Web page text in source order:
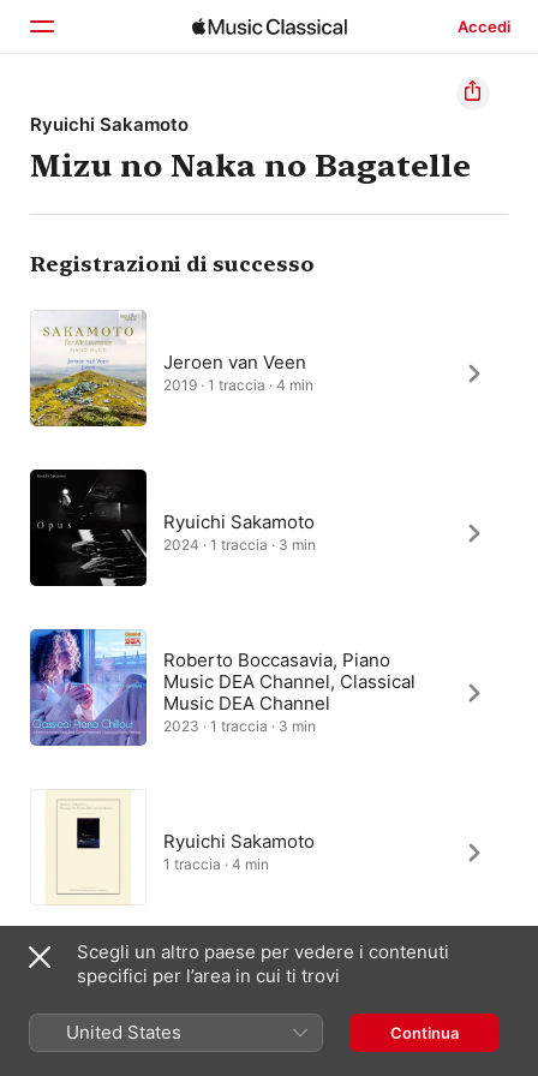
Accedi
Home
Scopri
Cerca
Ryuichi Sakamoto
Mizu no Naka no Bagatelle
Registrazioni di successo
Jeroen van Veen
2019 · 1 traccia · 4 min
Ryuichi Sakamoto
2024 · 1 traccia · 3 min
Roberto Boccasavia, Piano
Music DEA Channel, Classical
Music DEA Channel
2023 · 1 traccia · 3 min
Ryuichi Sakamoto
1 traccia · 4 min
Roberto Boccasavia, Piano
Music DEA Channel
Scegli un altro paese per vedere i contenuti
specifici per l’area in cui ti trovi
United States Continua